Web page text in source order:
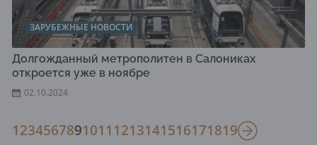
ЗАРУБЕЖНЫЕ НОВОСТИ
Долгожданный метрополитен в Салониках
откроется уже в ноябре
02.10.2024
12345678910111213141516171819